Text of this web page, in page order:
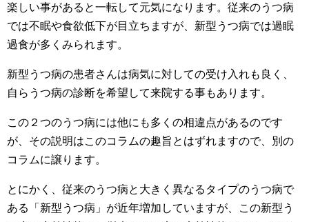
楽しい事があると一転して元気になります。従来のうつ病
では不眠や食欲低下が目立ちますが、新型うつ病では過眠
過食が多くみられます。
新型うつ病の患者さんは病気に対しての受け入れも良く、
自らうつ病の診断を希望して来院する事もあります。
この２つのうつ病には他にも多くの相違点があるのです
が、その説明はこのコラムの趣旨とはずれますので、別の
コラムに譲ります。
とにかく、従来のうつ病と大きく異なるタイプのうつ病で
ある「新型うつ病」が近年増加していますが、この新型う